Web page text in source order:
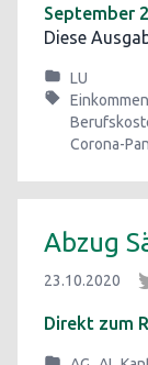
September
Diese
LU
Corona-
Abzug
23.10.2020
Direkt zum